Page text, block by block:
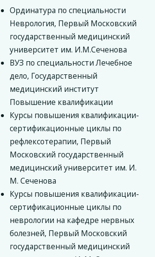
Ординатура по специальности
Неврология, Первый Московский
государственный медицинский
университет им. И.М.Сеченова
ВУЗ по специальности Лечебное
дело, Государственный
медицинский институт
Повышение квалификации
Курсы повышения квалификации-
сертификационные циклы по
рефлексотерапии, Первый
Московский государственный
медицинский университет им. И.
М. Сеченова
Курсы повышения квалификации-
сертификационные циклы по
неврологии на кафедре нервных
болезней, Первый Московский
государственный медицинский